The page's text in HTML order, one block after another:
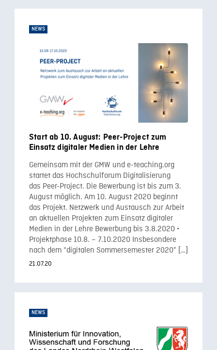
NEWS
Start ab 10. August: Peer-Project zum
Einsatz digitaler Medien in der Lehre
Gemeinsam mit der GMW und e-teaching.org
startet das Hochschulforum Digitalisierung
das Peer-Project. Die Bewerbung ist bis zum 3.
August möglich. Am 10. August 2020 beginnt
das Projekt. Netzwerk und Austausch zur Arbeit
an aktuellen Projekten zum Einsatz digitaler
Medien in der Lehre Bewerbung bis 3.8.2020 ꞏ
Projektphase 10.8. – 7.10.2020 Insbesondere
nach dem “digitalen Sommersemester 2020” […]
21.07.20
NEWS